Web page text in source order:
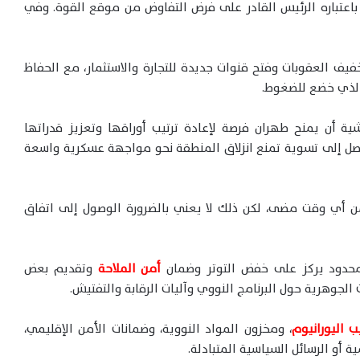
الرئيس القادر على فرض التفاوض من موقع القوة. وفي
وفتح قنوات جديدة للتجارة والاستثمار، مع الحفاظ
خضع للضغوط.
أن يمنح طهران فرصة لإعادة ترتيب أوراقها وتعزيز قدراتها
إلى تسوية تمنع انزلاق المنطقة نحو مواجهة عسكرية واسعة
أي وقت مضى، لكن ذلك لا يعني بالضرورة الوصول إلى اتفاق
يركز على خفض التوتر وضمانأمن الملاحة وتقديم بعض
الجوهرية حول البرنامج النووي وآليات الرقابة والتفتيش.
اليورانيوم، ومخزون المواد النووية، وضمانات الأمن الإقليمي،
الرسائل السياسية المتبادلة.